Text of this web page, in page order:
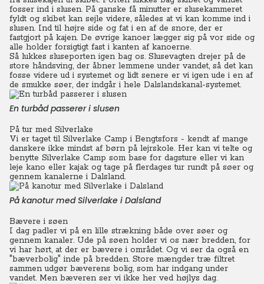
fosser ind i slusen. På ganske få minutter er slusekammeret
fyldt og skibet kan sejle videre, således at vi kan komme ind i
slusen. Ind til højre side og fat i en af de snore, der er
fastgjort på kajen. De øvrige kanoer lægger sig på vor side og
alle holder forsigtigt fast i kanten af kanoerne.
Så lukkes sluseporten igen bag os. Slusevagten drejer på de
store håndsving, der åbner lemmene under vandet, så det kan
fosse videre ud i systemet og lidt senere er vi igen ude i en af
de smukke søer, der indgår i hele Dalslandskanal-systemet.
En turbåd passerer i slusen
På tur med Silverlake
Vi er taget til Silverlake Camp i Bengtsfors - kendt af mange
danskere ikke mindst af børn på lejrskole. Her kan vi telte og
benytte Silverlake Camp som base for dagsture eller vi kan
leje kano eller kajak og tage på flerdages tur rundt på søer og
gennem kanalerne i Dalsland.
På kanotur med Silverlake i Dalsland
Bævere i søen
I dag padler vi på en lille strækning både over søer og
gennem kanaler. Ude på søen holder vi os nær bredden, for
vi har hørt, at der er bævere i området. Og vi ser da også en
"bæverbolig" inde på bredden. Store mængder træ filtret
sammen udgør bæverens bolig, som har indgang under
vandet. Men bæveren ser vi ikke her ved højlys dag.